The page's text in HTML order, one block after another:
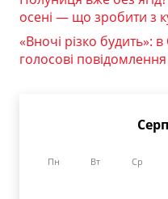
осені — що зробити з
«Вночі різко будить»:
голосові
Пн Вт Ср